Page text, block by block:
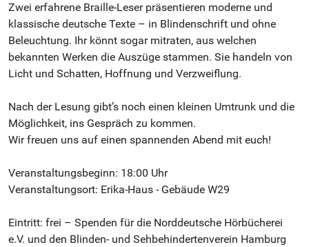
Zwei erfahrene Braille-Leser präsentieren moderne und
klassische deutsche Texte – in Blindenschrift und ohne
Beleuchtung. Ihr könnt sogar mitraten, aus welchen
bekannten Werken die Auszüge stammen. Sie handeln von
Licht und Schatten, Hoffnung und Verzweiflung.
Nach der Lesung gibt’s noch einen kleinen Umtrunk und die
Möglichkeit, ins Gespräch zu kommen.
Wir freuen uns auf einen spannenden Abend mit euch!
Veranstaltungsbeginn: 18:00 Uhr
Veranstaltungsort: Erika-Haus - Gebäude W29
Eintritt: frei – Spenden für die Norddeutsche Hörbücherei
e.V. und den Blinden- und Sehbehindertenverein Hamburg